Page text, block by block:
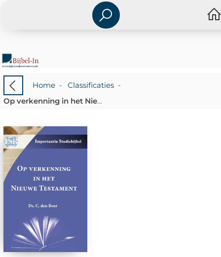
Home- Classificaties-
Op verkenning in het Nieuwe Testament